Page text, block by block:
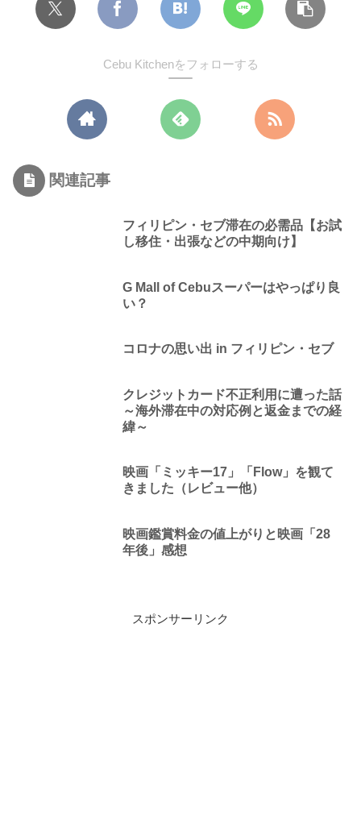
Cebu Kitchenをフォローする
関連記事
フィリピン・セブ滞在の必需品【お試
し移住・出張などの中期向け】
G Mall of Cebuスーパーはやっぱり良
い？
コロナの思い出 in フィリピン・セブ
クレジットカード不正利用に遭った話
～海外滞在中の対応例と返金までの経
緯～
映画「ミッキー17」「Flow」を観て
きました（レビュー他）
映画鑑賞料金の値上がりと映画「28
年後」感想
スポンサーリンク